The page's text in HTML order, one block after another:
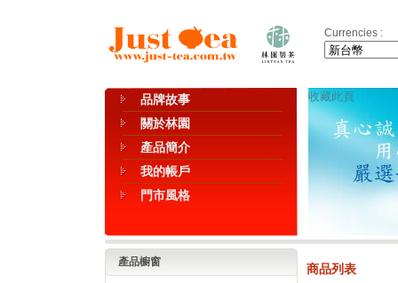
Currencies :
品牌故事
關於林園
產品簡介
我的帳戶
門市風格
收藏此頁
產品櫥窗 商品列表